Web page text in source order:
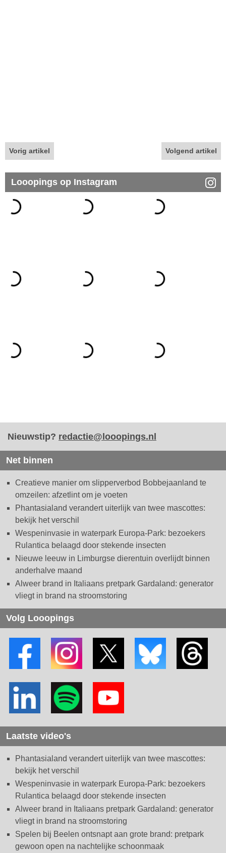
Vorig artikel Volgend artikel
Looopings op Instagram
Nieuwstip? redactie@looopings.nl
Net binnen
Creatieve manier om slipperverbod Bobbejaanland te
omzeilen: afzetlint om je voeten
Phantasialand verandert uiterlijk van twee mascottes:
bekijk het verschil
Wespeninvasie in waterpark Europa-Park: bezoekers
Rulantica belaagd door stekende insecten
Nieuwe leeuw in Limburgse dierentuin overlijdt binnen
anderhalve maand
Alweer brand in Italiaans pretpark Gardaland: generator
vliegt in brand na stroomstoring
Volg Looopings
Laatste video's
Phantasialand verandert uiterlijk van twee mascottes:
bekijk het verschil
Wespeninvasie in waterpark Europa-Park: bezoekers
Rulantica belaagd door stekende insecten
Alweer brand in Italiaans pretpark Gardaland: generator
vliegt in brand na stroomstoring
Spelen bij Beelen ontsnapt aan grote brand: pretpark
gewoon open na nachtelijke schoonmaak